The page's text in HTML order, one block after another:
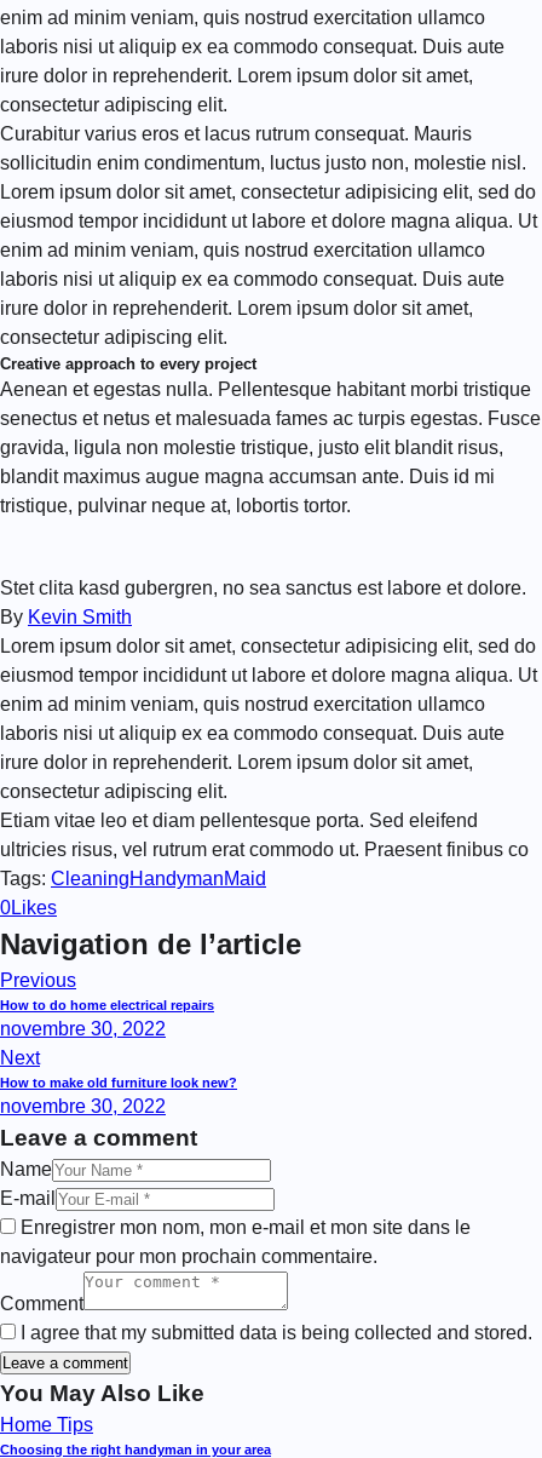
enim ad minim veniam, quis nostrud exercitation ullamco
laboris nisi ut aliquip ex ea commodo consequat. Duis aute
irure dolor in reprehenderit. Lorem ipsum dolor sit amet,
consectetur adipiscing elit.
Curabitur varius eros et lacus rutrum consequat. Mauris
sollicitudin enim condimentum, luctus justo non, molestie nisl.
Lorem ipsum dolor sit amet, consectetur adipisicing elit, sed do
eiusmod tempor incididunt ut labore et dolore magna aliqua. Ut
enim ad minim veniam, quis nostrud exercitation ullamco
laboris nisi ut aliquip ex ea commodo consequat. Duis aute
irure dolor in reprehenderit. Lorem ipsum dolor sit amet,
consectetur adipiscing elit.
Creative approach to every project
Aenean et egestas nulla. Pellentesque habitant morbi tristique
senectus et netus et malesuada fames ac turpis egestas. Fusce
gravida, ligula non molestie tristique, justo elit blandit risus,
blandit maximus augue magna accumsan ante. Duis id mi
tristique, pulvinar neque at, lobortis tortor.
Stet clita kasd gubergren, no sea sanctus est labore et dolore.
By Kevin Smith
Lorem ipsum dolor sit amet, consectetur adipisicing elit, sed do
eiusmod tempor incididunt ut labore et dolore magna aliqua. Ut
enim ad minim veniam, quis nostrud exercitation ullamco
laboris nisi ut aliquip ex ea commodo consequat. Duis aute
irure dolor in reprehenderit. Lorem ipsum dolor sit amet,
consectetur adipiscing elit.
Etiam vitae leo et diam pellentesque porta. Sed eleifend
ultricies risus, vel rutrum erat commodo ut. Praesent finibus co
Tags: CleaningHandymanMaid
0Likes
Navigation de l’article
Previous
How to do home electrical repairs
novembre 30, 2022
Next
How to make old furniture look new?
novembre 30, 2022
Leave a comment
Name
E-mail
Enregistrer mon nom, mon e-mail et mon site dans le
navigateur pour mon prochain commentaire.
Comment
I agree that my submitted data is being collected and stored.
You May Also Like
Home Tips
Choosing the right handyman in your area